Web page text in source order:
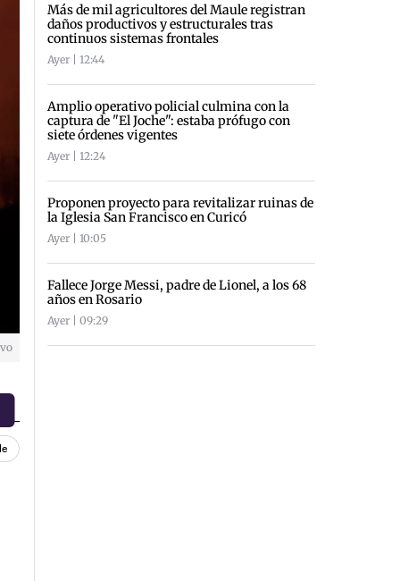
Más de mil agricultores del Maule registran
daños productivos y estructurales tras
continuos sistemas frontales
Ayer | 12:44
Amplio operativo policial culmina con la
captura de "El Joche": estaba prófugo con
siete órdenes vigentes
Ayer | 12:24
Proponen proyecto para revitalizar ruinas de
la Iglesia San Francisco en Curicó
Ayer | 10:05
Fallece Jorge Messi, padre de Lionel, a los 68
años en Rosario
Ayer | 09:29